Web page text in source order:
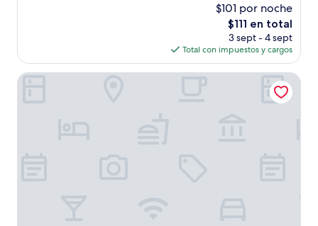
opiniones)
$101 por noche
El
precio
actual
es
de
$111 en total
3 sept - 4 sept
Total con impuestos y cargos
HOTEL LA MARINA